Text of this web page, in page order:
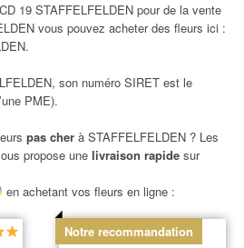
19 STAFFELFELDEN pour de la vente
vous pouvez acheter des fleurs ici :
son numéro SIRET est le
PME).
pas cherà STAFFELFELDEN ? Les
propose une livraison rapide sur
en achetant vos fleurs en ligne :
Notre recommandation